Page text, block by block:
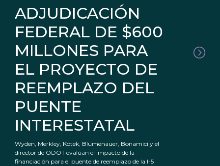
ADJUDICACIÓN
FEDERAL DE $600
MILLONES PARA
EL PROYECTO DE
REEMPLAZO DEL
PUENTE
INTERESTATAL
Wyden, Merkley, Kotek, Blumenauer, Bonamici y el
director de ODOT evalúan el impacto de la
financiación para el puente de reemplazo de la I-5